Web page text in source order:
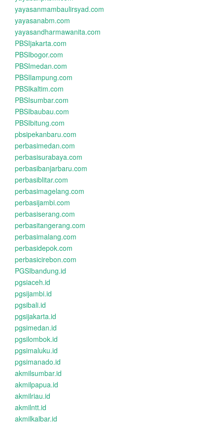
yayasanmambaulirsyad.com
yayasanabm.com
yayasandharmawanita.com
PBSIjakarta.com
PBSIbogor.com
PBSImedan.com
PBSIlampung.com
PBSIkaltim.com
PBSIsumbar.com
PBSIbaubau.com
PBSIbitung.com
pbsipekanbaru.com
perbasimedan.com
perbasisurabaya.com
perbasibanjarbaru.com
perbasiblitar.com
perbasimagelang.com
perbasijambi.com
perbasiserang.com
perbasitangerang.com
perbasimalang.com
perbasidepok.com
perbasicirebon.com
PGSIbandung.id
pgsiaceh.id
pgsijambi.id
pgsibali.id
pgsijakarta.id
pgsimedan.id
pgsilombok.id
pgsimaluku.id
pgsimanado.id
akmilsumbar.id
akmilpapua.id
akmilriau.id
akmilntt.id
akmilkalbar.id